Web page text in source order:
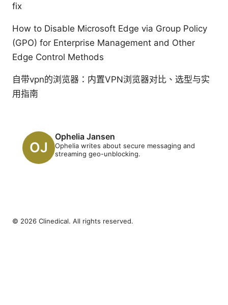
fix
How to Disable Microsoft Edge via Group Policy
(GPO) for Enterprise Management and Other
Edge Control Methods
自带vpn的浏览器：内置VPN浏览器对比、选型与实
用指南
Ophelia Jansen
Ophelia writes about secure messaging and
streaming geo-unblocking.
© 2026 Clinedical. All rights reserved.